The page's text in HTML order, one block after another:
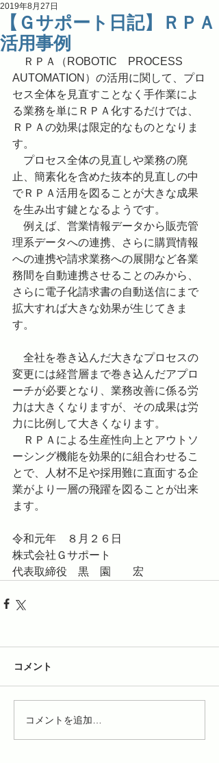
【Ｇサポート日記】ＲＰＡ
活用事例
2019年8月27日
ＲＰＡ（ROBOTIC　PROCESS
AUTOMATION）の活用に関して、プロ
セス全体を見直すことなく手作業によ
る業務を単にＲＰＡ化するだけでは、
ＲＰＡの効果は限定的なものとなりま
す。
プロセス全体の見直しや業務の廃
止、簡素化を含めた抜本的見直しの中
でＲＰＡ活用を図ることが大きな成果
を生み出す鍵となるようです。
例えば、営業情報データから販売管
理系データへの連携、さらに購買情報
への連携や請求業務への展開など各業
務間を自動連携させることのみから、
さらに電子化請求書の自動送信にまで
拡大すれば大きな効果が生じてきま
す。
全社を巻き込んだ大きなプロセスの
変更には経営層まで巻き込んだアプロ
ーチが必要となり、業務改善に係る労
力は大きくなりますが、その成果は労
力に比例して大きくなります。
ＲＰＡによる生産性向上とアウトソ
ーシング機能を効果的に組合わせるこ
とで、人材不足や採用難に直面する企
業がより一層の飛躍を図ることが出来
ます。
令和元年　８月２６日
株式会社Ｇサポート
代表取締役　黒　園　　宏
コメント
コメントを追加…